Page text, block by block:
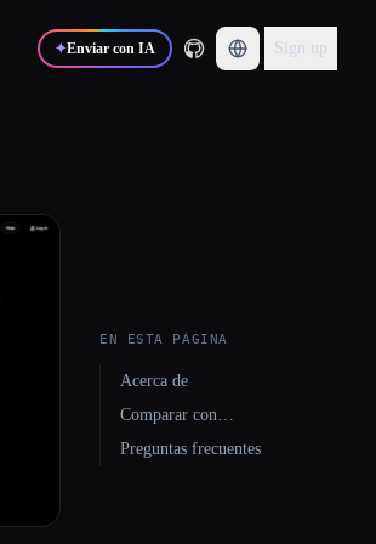
✦Enviar con IA Sign up
EN ESTA PÁGINA
Acerca de
Comparar con…
Preguntas frecuentes